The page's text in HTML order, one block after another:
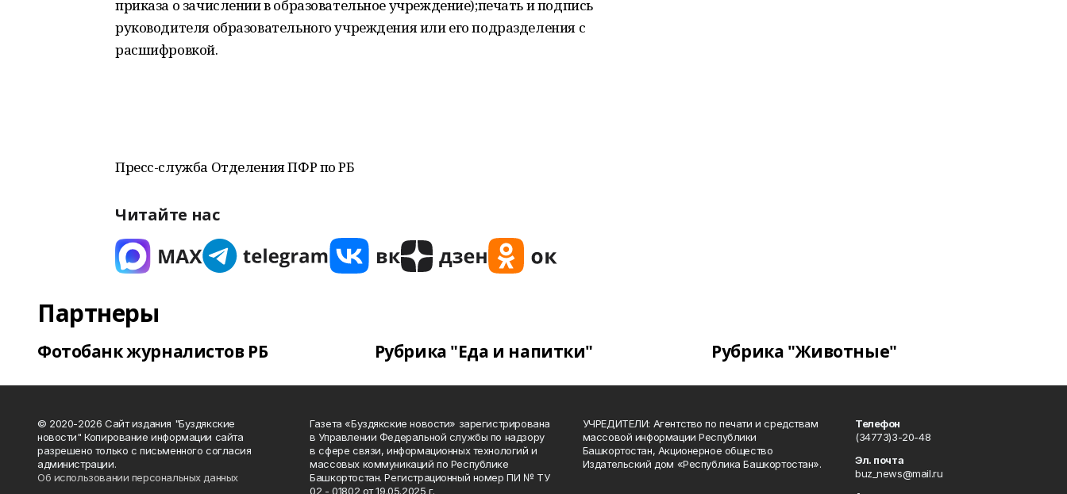
приказа о зачислении в образовательное учреждение);печать и подпись
руководителя образовательного учреждения или его подразделения с
расшифровкой.
Пресс-служба Отделения ПФР по РБ
Читайте нас
Партнеры
Фотобанк журналистов РБ Рубрика "Еда и напитки" Рубрика "Животные"
© 2020-2026 Сайт издания "Буздякские
новости" Копирование информации сайта
разрешено только с письменного согласия
администрации.
Об использовании персональных данных
Газета «Буздякские новости» зарегистрирована
в Управлении Федеральной службы по надзору
в сфере связи, информационных технологий и
массовых коммуникаций по Республике
Башкортостан. Регистрационный номер ПИ № ТУ
02 - 01802 от 19.05.2025 г.
УЧРЕДИТЕЛИ: Агентство по печати и средствам
массовой информации Республики
Башкортостан, Акционерное общество
Издательский дом «Республика Башкортостан».
Телефон
(34773)3-20-48
Эл. почта
buz_news@mail.ru